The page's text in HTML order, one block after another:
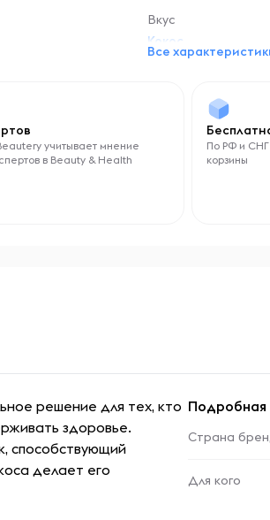
Вкус
Кокос
Все
учитывает мнение
в Beauty & Health
По РФ и СНГ
корзины
решение для тех, кто
здоровье.
способствующий
делает его
Страна
Для кого